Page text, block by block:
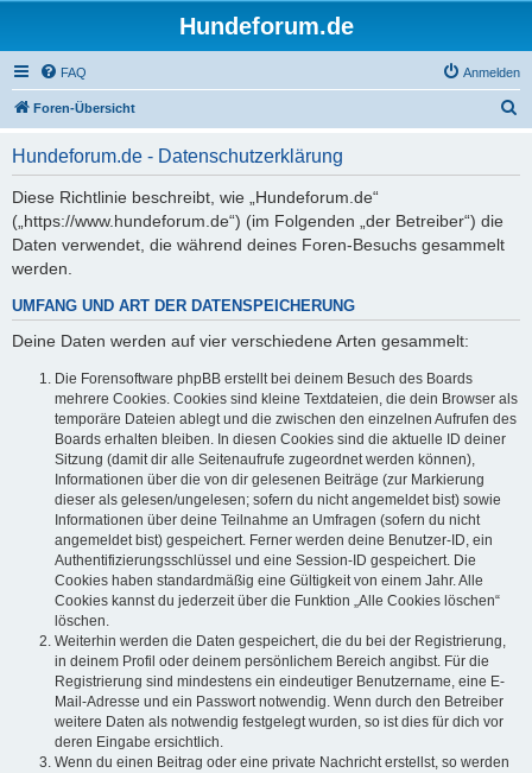
Hundeforum.de
FAQ Anmelden
Foren-Übersicht
Hundeforum.de - Datenschutzerklärung
Diese Richtlinie beschreibt, wie „Hundeforum.de“
(„https://www.hundeforum.de“) (im Folgenden „der Betreiber“) die
Daten verwendet, die während deines Foren-Besuchs gesammelt
werden.
UMFANG UND ART DER DATENSPEICHERUNG
Deine Daten werden auf vier verschiedene Arten gesammelt:
Die Forensoftware phpBB erstellt bei deinem Besuch des Boards
mehrere Cookies. Cookies sind kleine Textdateien, die dein Browser als
temporäre Dateien ablegt und die zwischen den einzelnen Aufrufen des
Boards erhalten bleiben. In diesen Cookies sind die aktuelle ID deiner
Sitzung (damit dir alle Seitenaufrufe zugeordnet werden können),
Informationen über die von dir gelesenen Beiträge (zur Markierung
dieser als gelesen/ungelesen; sofern du nicht angemeldet bist) sowie
Informationen über deine Teilnahme an Umfragen (sofern du nicht
angemeldet bist) gespeichert. Ferner werden deine Benutzer-ID, ein
Authentifizierungsschlüssel und eine Session-ID gespeichert. Die
Cookies haben standardmäßig eine Gültigkeit von einem Jahr. Alle
Cookies kannst du jederzeit über die Funktion „Alle Cookies löschen“
löschen.
Weiterhin werden die Daten gespeichert, die du bei der Registrierung,
in deinem Profil oder deinem persönlichem Bereich angibst. Für die
Registrierung sind mindestens ein eindeutiger Benutzername, eine E-
Mail-Adresse und ein Passwort notwendig. Wenn durch den Betreiber
weitere Daten als notwendig festgelegt wurden, so ist dies für dich vor
deren Eingabe ersichtlich.
Wenn du einen Beitrag oder eine private Nachricht erstellst, so werden